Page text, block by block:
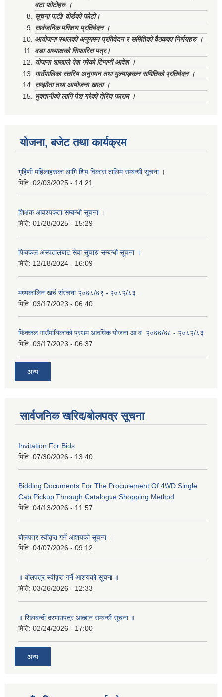
वटा फोटोहरु ।
सूचना पाटी/ वोर्डको फोटो।
सार्वजनिक परिक्षण प्रतिवेदन ।
आयोजना स्थलको अनुगमन प्रतिवेदन र समितिको वैठकका निर्णयहरु ।
वडा अध्याक्षको सिफारिस पत्र।
योजना शाखाले पेश गरेको टिप्पणी आदेश ।
गाउँपालिका स्तरिय अनुगमन तथा मुल्याङ्कन समितिको प्रतिवेदन ।
सम्झौता तथा आयोजना खाता ।
भुक्तानीको लागि पेश गरेको तेरिज फाराम ।
योजना, बजेट तथा कार्यक्रम
गृहिणी महिलाहरूका लागि शिप विकास तालिम सम्बन्धी सूचना ‌।
मिति: 02/03/2025 - 14:21
शिक्षक आवश्यकता सम्बन्धी सूचना ।
मिति: 01/28/2025 - 15:29
फिक्कल अस्पतालबाट सेवा सुचारु सम्बन्धी सूचना ।
मिति: 12/18/2024 - 16:09
मध्यकालिन खर्च संरचना २०७८/७९ - २०८२/८३
मिति: 03/17/2023 - 06:40
फिक्कल गाउँपालिकाको प्रथम आवधिक योजना आ.व. २०७७/७८ - २०८२/८३
मिति: 03/17/2023 - 06:37
अन्य
सार्वजनिक खरिद/बोलपत्र सूचना
Invitation For Bids
मिति: 07/30/2026 - 13:40
Bidding Documents For The Procurement Of 4WD Single
Cab Pickup Through Catalogue Shopping Method
मिति: 04/13/2026 - 11:57
बोलपत्र स्वीकृत गर्ने आशयको सूचना ।
मिति: 04/07/2026 - 09:12
॥ बोलपत्र स्वीकृत गर्ने आशयको सूचना ॥
मिति: 03/26/2026 - 12:33
॥ सिलबन्दी दरभाउपत्र आव्हान सम्बन्धी सूचना ॥
मिति: 02/24/2026 - 17:00
अन्य